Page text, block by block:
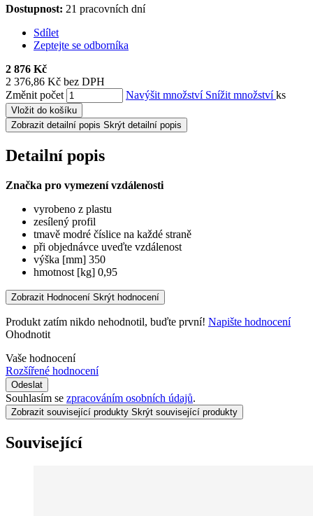
Dostupnost: 21 pracovních dní
Sdílet
Zeptejte se odborníka
2 876 Kč
2 376,86 Kč bez DPH
Změnit počet
Navýšit množství Snížit množstvíks
Vložit do košíku
Zobrazit detailní popis Skrýt detailní popis
Detailní popis
Značka pro vymezení vzdálenosti
vyrobeno z plastu
zesílený profil
tmavě modré číslice na každé straně
při objednávce uveďte vzdálenost
výška [mm] 350
hmotnost [kg] 0,95
Zobrazit Hodnocení Skrýt hodnocení
Produkt zatím nikdo nehodnotil, buďte první! Napište hodnocení
Ohodnotit
Vaše hodnocení
Rozšířené hodnocení
Odeslat
Souhlasím se zpracováním osobních údajů.
Zobrazit související produkty Skrýt související produkty
Související